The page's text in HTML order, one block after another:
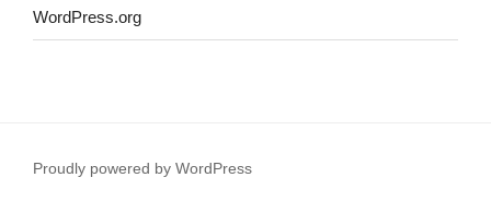
WordPress.org
Proudly powered by WordPress